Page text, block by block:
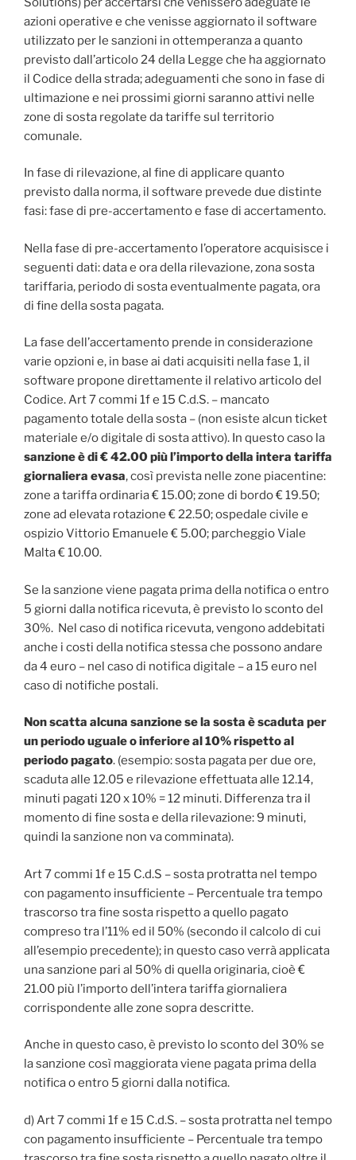
azioni operative e che venisse aggiornato il software
utilizzato per le sanzioni in ottemperanza a quanto
previsto dall’articolo 24 della Legge che ha aggiornato
il Codice della strada; adeguamenti che sono in fase di
ultimazione e nei prossimi giorni saranno attivi nelle
zone di sosta regolate da tariffe sul territorio
comunale.
In fase di rilevazione, al fine di applicare quanto
previsto dalla norma, il software prevede due distinte
fasi: fase di pre-accertamento e fase di accertamento.
Nella fase di pre-accertamento l’operatore acquisisce i
seguenti dati: data e ora della rilevazione, zona sosta
tariffaria, periodo di sosta eventualmente pagata, ora
di fine della sosta pagata.
La fase dell’accertamento prende in considerazione
varie opzioni e, in base ai dati acquisiti nella fase 1, il
software propone direttamente il relativo articolo del
Codice. Art 7 commi 1f e 15 C.d.S. – mancato
pagamento totale della sosta – (non esiste alcun ticket
materiale e/o digitale di sosta attivo). In questo caso la
sanzione è di € 42.00 più l’importo della intera tariffa
giornaliera evasa, così prevista nelle zone piacentine:
zone a tariffa ordinaria € 15.00; zone di bordo € 19.50;
zone ad elevata rotazione € 22.50; ospedale civile e
ospizio Vittorio Emanuele € 5.00; parcheggio Viale
Malta € 10.00.
Se la sanzione viene pagata prima della notifica o entro
5 giorni dalla notifica ricevuta, è previsto lo sconto del
30%. Nel caso di notifica ricevuta, vengono addebitati
anche i costi della notifica stessa che possono andare
da 4 euro – nel caso di notifica digitale – a 15 euro nel
caso di notifiche postali.
Non scatta alcuna sanzione se la sosta è scaduta per
un periodo uguale o inferiore al 10% rispetto al
periodo pagato. (esempio: sosta pagata per due ore,
scaduta alle 12.05 e rilevazione effettuata alle 12.14,
minuti pagati 120 x 10% = 12 minuti. Differenza tra il
momento di fine sosta e della rilevazione: 9 minuti,
quindi la sanzione non va comminata).
Art 7 commi 1f e 15 C.d.S – sosta protratta nel tempo
con pagamento insufficiente – Percentuale tra tempo
trascorso tra fine sosta rispetto a quello pagato
compreso tra l’11% ed il 50% (secondo il calcolo di cui
all’esempio precedente); in questo caso verrà applicata
una sanzione pari al 50% di quella originaria, cioè €
21.00 più l’importo dell’intera tariffa giornaliera
corrispondente alle zone sopra descritte.
Anche in questo caso, è previsto lo sconto del 30% se
la sanzione così maggiorata viene pagata prima della
notifica o entro 5 giorni dalla notifica.
d) Art 7 commi 1f e 15 C.d.S. – sosta protratta nel tempo
con pagamento insufficiente – Percentuale tra tempo